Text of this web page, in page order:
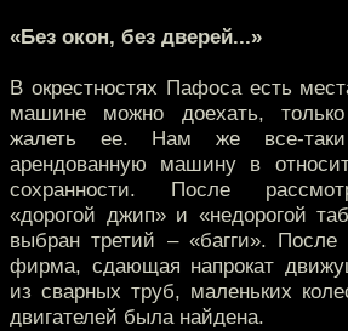
«Без окон, без дверей...»
В окрестностях Пафоса есть
машине можно доехать,
жалеть ее. Нам же все-таки
арендованную машину в
сохранности. После
«дорогой джип» и «недорогой
выбран третий – «багги». После
фирма, сдающая напрокат
из сварных труб, маленьких
двигателей была найдена.